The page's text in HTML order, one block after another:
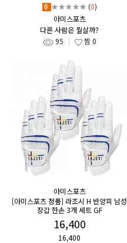
0 ★★★★★ (0)
아미스포츠
다른 사람은 뭘살까?
95
찜 0
아미스포츠
[아미스포츠 정품] 라조시 H 반양피 남성
장갑 한손 3개 세트 GF
16,400
16,400